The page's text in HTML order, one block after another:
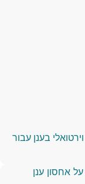
בענן עבור